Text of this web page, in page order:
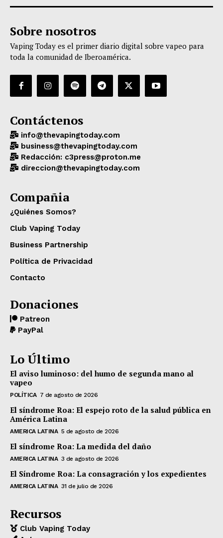
Sobre nosotros
Vaping Today es el primer diario digital sobre vapeo para
toda la comunidad de Iberoamérica.
Contáctenos
info@thevapingtoday.com
business@thevapingtoday.com
Redacción: c3press@proton.me
direccion@thevapingtoday.com
Compañia
¿Quiénes Somos?
Club Vaping Today
Business Partnership
Política de Privacidad
Contacto
Donaciones
Patreon
PayPal
Lo Último
El aviso luminoso: del humo de segunda mano al
vapeo
POLÍTICA 7 de agosto de 2026
El síndrome Roa: El espejo roto de la salud pública en
América Latina
AMERICA LATINA 5 de agosto de 2026
El síndrome Roa: La medida del daño
AMERICA LATINA 3 de agosto de 2026
El Síndrome Roa: La consagración y los expedientes
AMERICA LATINA 31 de julio de 2026
Recursos
Club Vaping Today